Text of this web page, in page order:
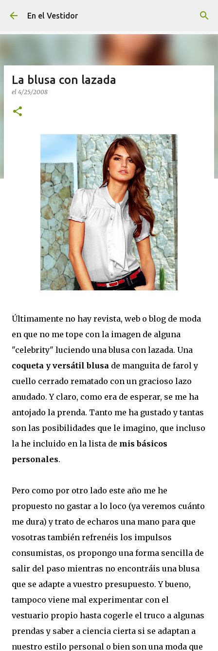
Ir al contenido principal
En el Vestidor
La blusa con lazada
el 4/25/2008
Últimamente no hay revista, web o blog de moda
en que no me tope con la imagen de alguna
"celebrity" luciendo una blusa con lazada. Una
coqueta y versátil blusa de manguita de farol y
cuello cerrado rematado con un gracioso lazo
anudado. Y claro, como era de esperar, se me ha
antojado la prenda. Tanto me ha gustado y tantas
son las posibilidades que le imagino, que incluso
la he incluido en la lista de mis básicos
personales.
Pero como por otro lado este año me he
propuesto no gastar a lo loco (ya veremos cuánto
me dura) y trato de echaros una mano para que
vosotras también refrenéis los impulsos
consumistas, os propongo una forma sencilla de
salir del paso mientras no encontráis una blusa
que se adapte a vuestro presupuesto. Y bueno,
tampoco viene mal experimentar con el
vestuario propio hasta cogerle el truco a algunas
prendas y saber a ciencia cierta si se adaptan a
nuestro estilo personal o bien son una moda que